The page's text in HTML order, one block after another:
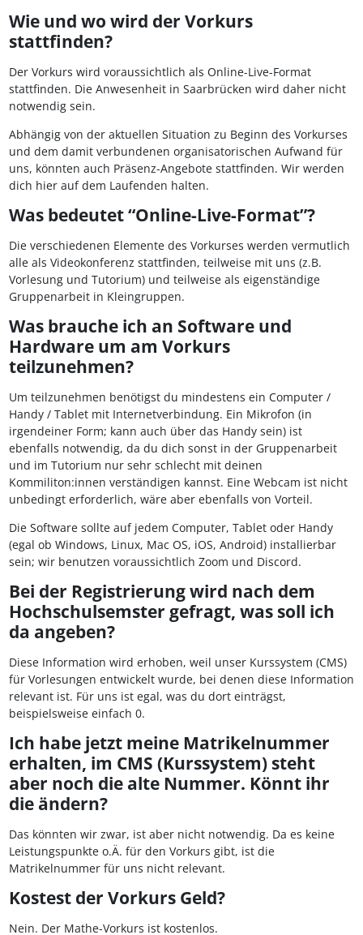
Wie und wo wird der Vorkurs
stattfinden?
Der Vorkurs wird voraussichtlich als Online-Live-Format
stattfinden. Die Anwesenheit in Saarbrücken wird daher nicht
notwendig sein.
Abhängig von der aktuellen Situation zu Beginn des Vorkurses
und dem damit verbundenen organisatorischen Aufwand für
uns, könnten auch Präsenz-Angebote stattfinden. Wir werden
dich hier auf dem Laufenden halten.
Was bedeutet “Online-Live-Format”?
Die verschiedenen Elemente des Vorkurses werden vermutlich
alle als Videokonferenz stattfinden, teilweise mit uns (z.B.
Vorlesung und Tutorium) und teilweise als eigenständige
Gruppenarbeit in Kleingruppen.
Was brauche ich an Software und
Hardware um am Vorkurs
teilzunehmen?
Um teilzunehmen benötigst du mindestens ein Computer /
Handy / Tablet mit Internetverbindung. Ein Mikrofon (in
irgendeiner Form; kann auch über das Handy sein) ist
ebenfalls notwendig, da du dich sonst in der Gruppenarbeit
und im Tutorium nur sehr schlecht mit deinen
Kommiliton:innen verständigen kannst. Eine Webcam ist nicht
unbedingt erforderlich, wäre aber ebenfalls von Vorteil.
Die Software sollte auf jedem Computer, Tablet oder Handy
(egal ob Windows, Linux, Mac OS, iOS, Android) installierbar
sein; wir benutzen voraussichtlich Zoom und Discord.
Bei der Registrierung wird nach dem
Hochschulsemster gefragt, was soll ich
da angeben?
Diese Information wird erhoben, weil unser Kurssystem (CMS)
für Vorlesungen entwickelt wurde, bei denen diese Information
relevant ist. Für uns ist egal, was du dort einträgst,
beispielsweise einfach 0.
Ich habe jetzt meine Matrikelnummer
erhalten, im CMS (Kurssystem) steht
aber noch die alte Nummer. Könnt ihr
die ändern?
Das könnten wir zwar, ist aber nicht notwendig. Da es keine
Leistungspunkte o.Ä. für den Vorkurs gibt, ist die
Matrikelnummer für uns nicht relevant.
Kostest der Vorkurs Geld?
Nein. Der Mathe-Vorkurs ist kostenlos.